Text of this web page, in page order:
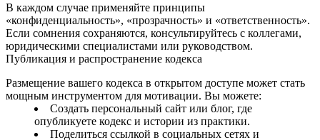
В каждом случае применяйте принципы
«конфиденциальность», «прозрачность» и «ответственность».
Если сомнения сохраняются, консультируйтесь с коллегами,
юридическими специалистами или руководством.
Публикация и распространение кодекса
Размещение вашего кодекса в открытом доступе может стать
мощным инструментом для мотивации. Вы можете:
Создать персональный сайт или блог, где
опубликуете кодекс и истории из практики.
Поделиться ссылкой в социальных сетях и